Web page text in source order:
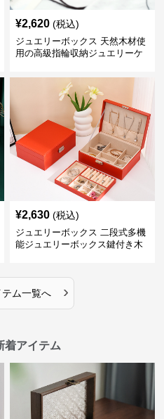
¥2,620 (税込)
ジュエリーボックス 天然木材使
用の高級指輪収納ジュエリーケ
¥2,630 (税込)
ジュエリーボックス 二段式多機
能ジュエリーボックス鍵付き木
テム一覧へ ›
着アイテム